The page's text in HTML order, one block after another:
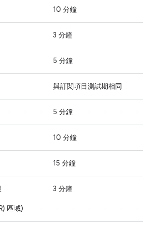
10 分鐘
3 分鐘
5 分鐘
與訂閱項目測試期相同
5 分鐘
10 分鐘
15 分鐘
區域)
3 分鐘